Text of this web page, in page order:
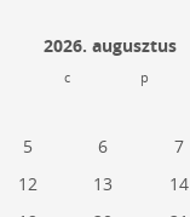
2026. augusztus
c p
5 6 7
12 13 14